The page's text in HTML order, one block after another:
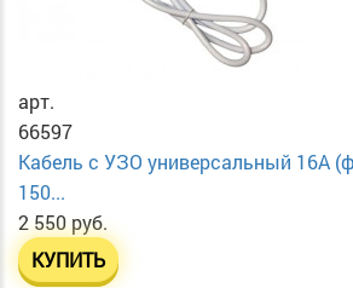
арт.
66597
Кабель с УЗО универсальный 16А
150...
2 550 руб.
КУПИТЬ